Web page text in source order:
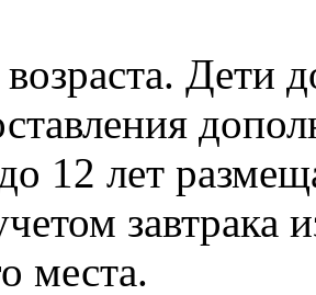
Дети
12 лет
завтрака
места.